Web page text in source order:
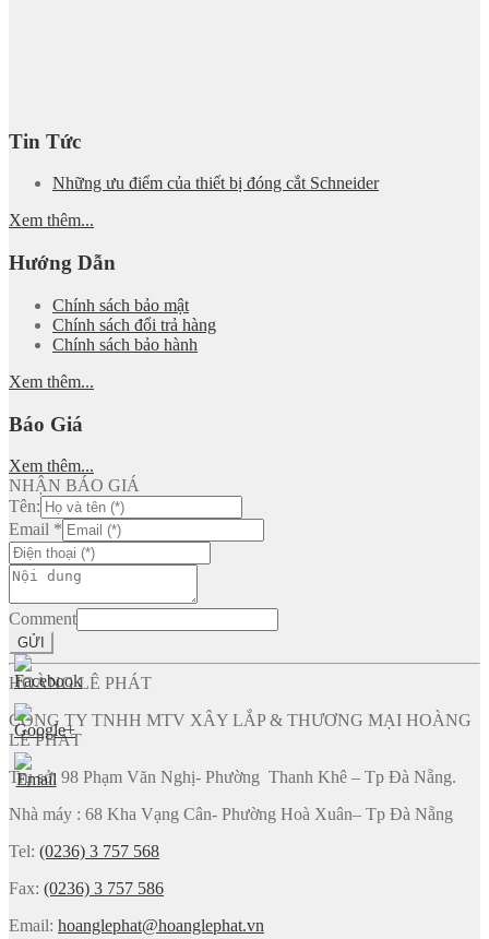
Tin Tức
Những ưu điểm của thiết bị đóng cắt Schneider
Xem thêm...
Hướng Dẫn
Chính sách bảo mật
Chính sách đổi trả hàng
Chính sách bảo hành
Xem thêm...
Báo Giá
Xem thêm...
NHẬN BÁO GIÁ
Tên:
Email *
Comment
GỬI
HOÀNG LÊ PHÁT
CÔNG TY TNHH MTV XÂY LẮP & THƯƠNG MẠI HOÀNG
LÊ PHÁT
Trụ sở: 98 Phạm Văn Nghị- Phường Thanh Khê – Tp Đà Nẵng.
Nhà máy : 68 Kha Vạng Cân- Phường Hoà Xuân– Tp Đà Nẵng
Tel: (0236) 3 757 568
Fax: (0236) 3 757 586
Email: hoanglephat@hoanglephat.vn